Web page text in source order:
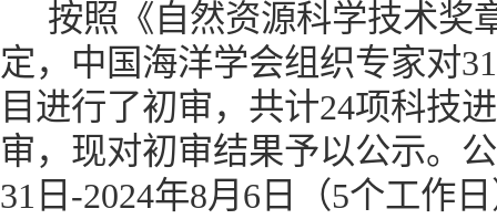
按照《自然资源科学技术奖
定，中国海洋学会组织专家对31
目进行了初审，共计24项科技
审，现对初审结果予以公示。
31 日 -2024年8月 6 日（5个工作